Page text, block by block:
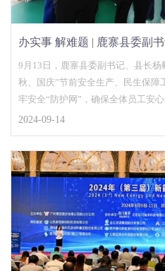
办实事 解难题 | 鹿寨县委副
州法恩赛克开展节前安全生
9月13日，鹿寨县委副书记、县长
秋、国庆”节前安全生产、民生保障
牢安全“防护网”，确保全体员工安
贸局、应急管理局……
2024-09-14